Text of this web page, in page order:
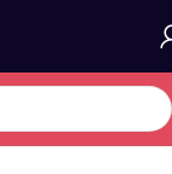
/Elektrikli Havlupan